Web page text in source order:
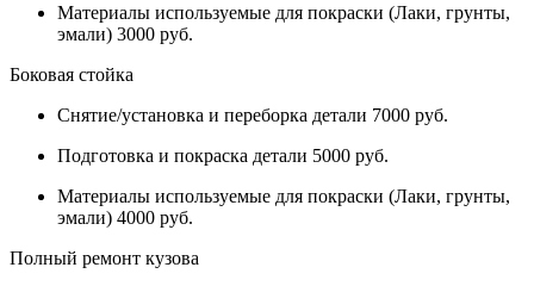
Материалы используемые для покраски (Лаки, грунты,
эмали) 3000 руб.
Боковая стойка
Снятие/установка и переборка детали 7000 руб.
Подготовка и покраска детали 5000 руб.
Материалы используемые для покраски (Лаки, грунты,
эмали) 4000 руб.
Полный ремонт кузова